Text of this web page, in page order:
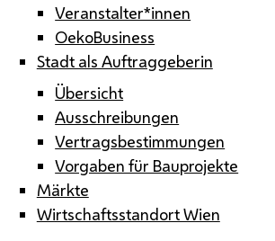
Veranstalter*innen
OekoBusiness
Stadt als Auftraggeberin
Übersicht
Ausschreibungen
Vertragsbestimmungen
Vorgaben für Bauprojekte
Märkte
Wirtschaftsstandort Wien